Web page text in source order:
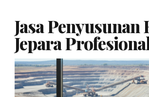
Jasa Penyusunan
Jepara